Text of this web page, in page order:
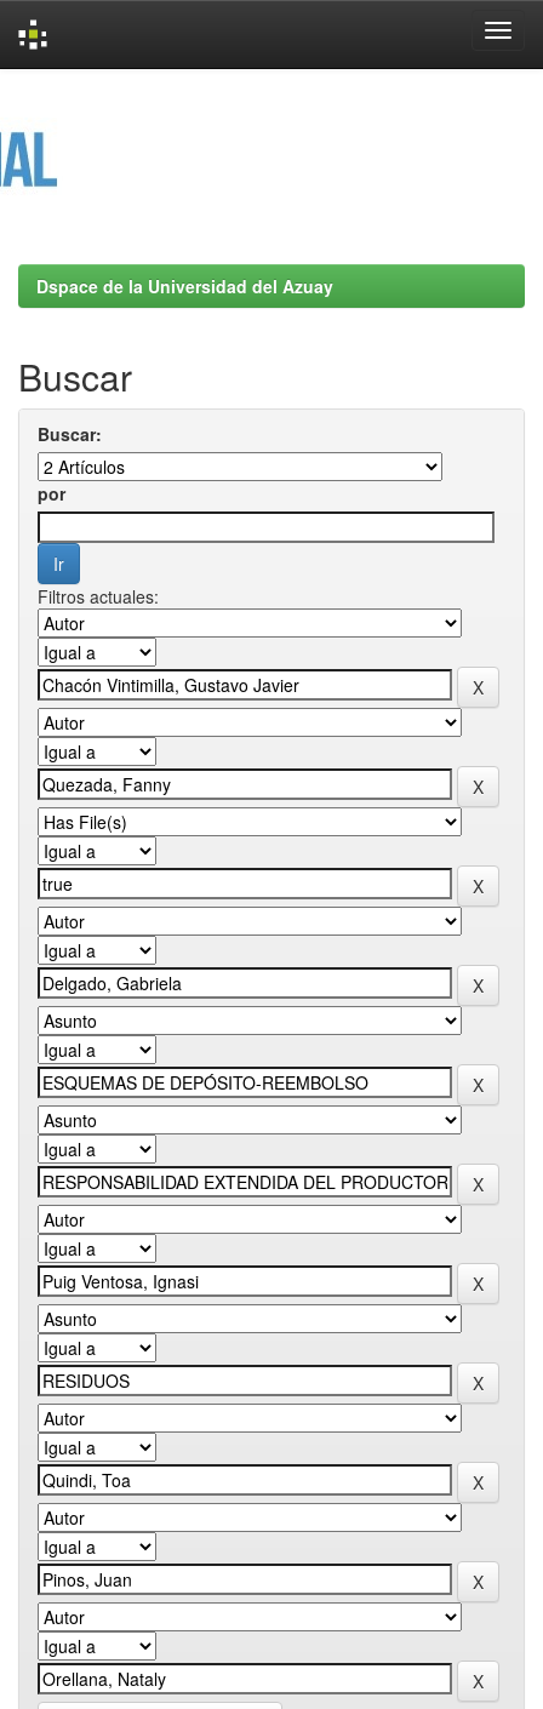
Dspace de la Universidad del Azuay
Buscar
Buscar:
por
Filtros actuales: